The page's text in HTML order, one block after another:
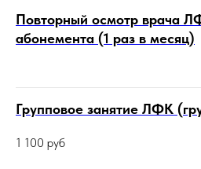
Повторный осмотр врача
абонемента (1 раз в месяц)
Групповое занятие ЛФК
1 100 руб